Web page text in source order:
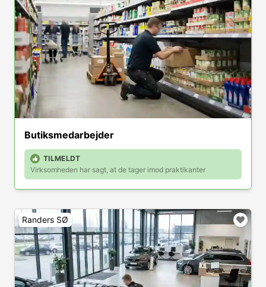
Butiksmedarbejder
TILMELDT
Virksomheden har sagt, at de tager imod praktikanter
Randers SØ